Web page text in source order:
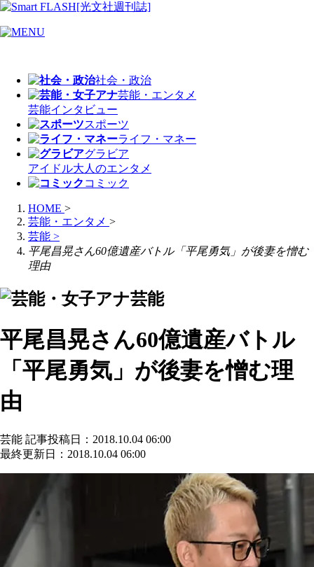
社会・政治
芸能・エンタメ
芸能インタビュー
スポーツ
ライフ・マネー
グラビア
アイドル大人のエンタメ
コミック
HOME >
芸能・エンタメ >
芸能 >
平尾昌晃さん60億遺産バトル「平尾勇気」が後妻を憎む
理由
芸能
平尾昌晃さん60億遺産バトル
「平尾勇気」が後妻を憎む理
由
芸能 記事投稿日：2018.10.04 06:00
最終更新日：2018.10.04 06:00